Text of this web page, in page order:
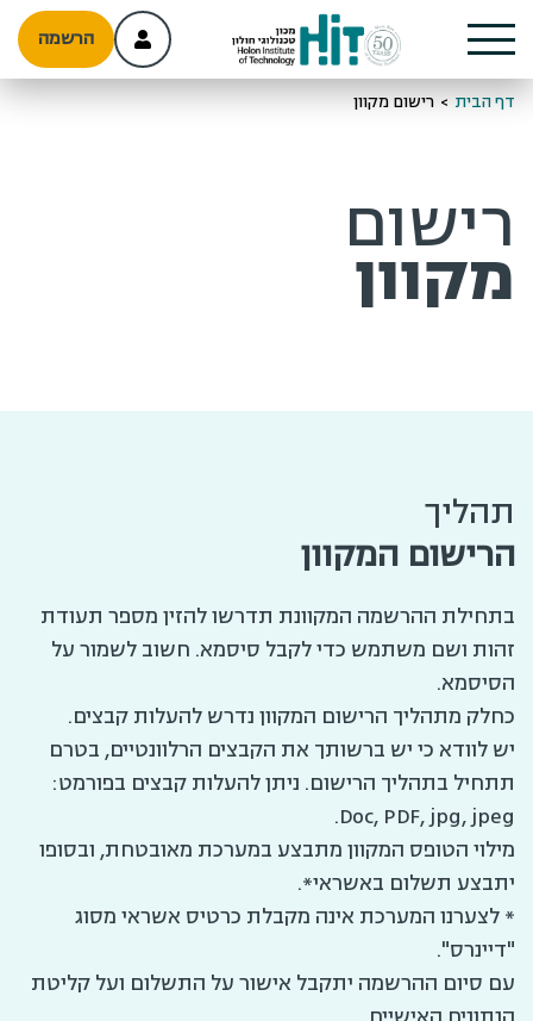
הרשמה
דף הבית > רישום מקוון
רישום
מקוון
תהליך
הרישום המקוון
בתחילת ההרשמה המקוונת תדרשו להזין מספר תעודת
זהות ושם משתמש כדי לקבל סיסמא. חשוב לשמור על
הסיסמא.
כחלק מתהליך הרישום המקוון נדרש להעלות קבצים.
יש לוודא כי יש ברשותך את הקבצים הרלוונטיים, בטרם
תתחיל בתהליך הרישום. ניתן להעלות קבצים בפורמט:
Doc, PDF, jpg, jpeg.
מילוי הטופס המקוון מתבצע במערכת מאובטחת, ובסופו
יתבצע תשלום באשראי*.
* לצערנו המערכת אינה מקבלת כרטיס אשראי מסוג
"דיינרס".
עם סיום ההרשמה יתקבל אישור על התשלום ועל קליטת